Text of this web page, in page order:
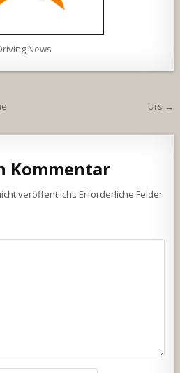
News
Urs →
Kommentar
veröffentlicht. Erforderliche Felder